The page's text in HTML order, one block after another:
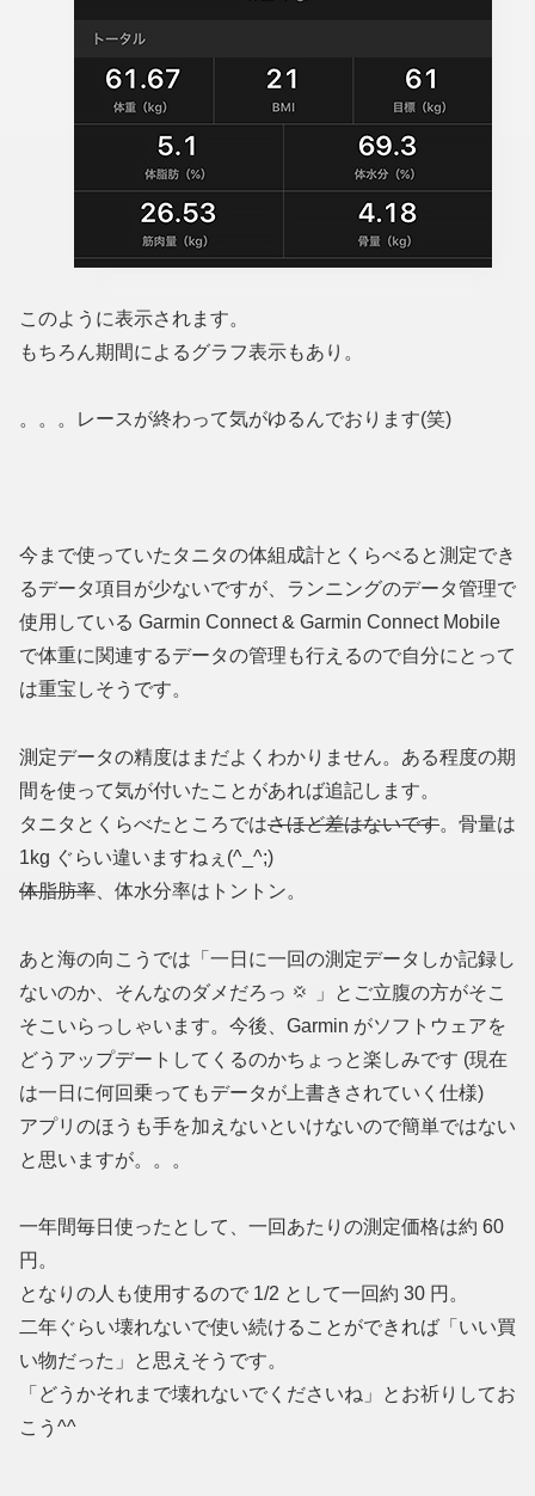
このように表示されます。
もちろん期間によるグラフ表示もあり。
。。。レースが終わって気がゆるんでおります(笑)
今まで使っていたタニタの体組成計とくらべると測定でき
るデータ項目が少ないですが、ランニングのデータ管理で
使用している Garmin Connect & Garmin Connect Mobile
で体重に関連するデータの管理も行えるので自分にとって
は重宝しそうです。
測定データの精度はまだよくわかりません。ある程度の期
間を使って気が付いたことがあれば追記します。
タニタとくらべたところではさほど差はないです。骨量は
1kg ぐらい違いますねぇ(^_^;)
体脂肪率 、体水分率はトントン。
あと海の向こうでは「一日に一回の測定データしか記録し
ないのか、そんなのダメだろっ
」とご立腹の方がそこ
そこいらっしゃいます。今後、Garmin がソフトウェアを
どうアップデートしてくるのかちょっと楽しみです (現在
は一日に何回乗ってもデータが上書きされていく仕様)
アプリのほうも手を加えないといけないので簡単ではない
と思いますが。。。
一年間毎日使ったとして、一回あたりの測定価格は約 60
円。
となりの人も使用するので 1/2 として一回約 30 円。
二年ぐらい壊れないで使い続けることができれば「いい買
い物だった」と思えそうです。
「どうかそれまで壊れないでくださいね」とお祈りしてお
こう^^